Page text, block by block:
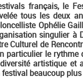
français, le
tous les deux
Ophélie
singulier à
Culturel de
particulier le
artistique et
beaucoup